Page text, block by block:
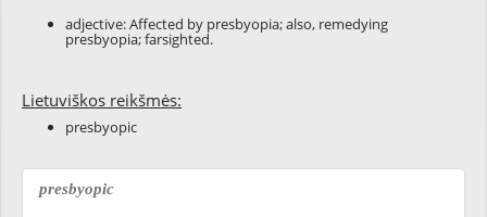
adjective: Affected by presbyopia; also, remedying
presbyopia;farsighted.
Lietuviškos reikšmės:
presbyopic
presbyopic